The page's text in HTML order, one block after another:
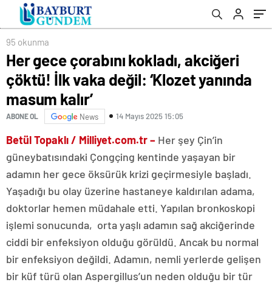
95 okunma
Her gece çorabını kokladı, akciğeri
çöktü! İlk vaka değil: ‘Klozet yanında
masum kalır’
ABONE OL News 14 Mayıs 2025 15:05
Betül Topaklı / Milliyet.com.tr – Her şey Çin’in
güneybatısındaki Çongçing kentinde yaşayan bir
adamın her gece öksürük krizi geçirmesiyle başladı.
Yaşadığı bu olay üzerine hastaneye kaldırılan adama,
doktorlar hemen müdahale etti. Yapılan bronkoskopi
işlemi sonucunda, orta yaşlı adamın sağ akciğerinde
ciddi bir enfeksiyon olduğu görüldü. Ancak bu normal
bir enfeksiyon değildi. Adamın, nemli yerlerde gelişen
bir küf türü olan Aspergillus’un neden olduğu bir tür
sitem etti!
tanıdınız mı?
gibi cevap!
Sofralardaki gizli tehlike!